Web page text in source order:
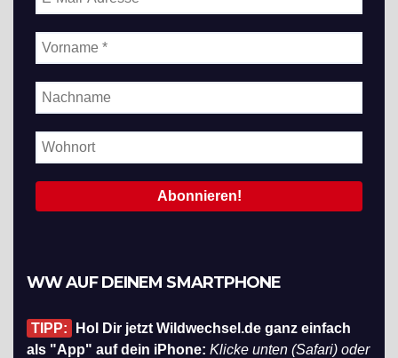
WW AUF DEINEM SMARTPHONE
TIPP:
Hol Dir jetzt Wildwechsel.de ganz einfach
als "App" auf dein iPhone: Klicke unten (Safari) oder